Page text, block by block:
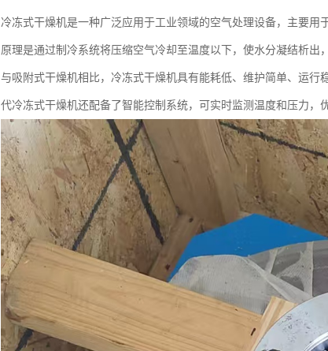
冷冻式干燥机是一种广泛应用于工业领域的空气处理设备，主要
原理是通过制冷系统将压缩空气冷却至温度以下，使水分凝结析出
与吸附式干燥机相比，冷冻式干燥机具有能耗低、维护简单、运
代冷冻式干燥机还配备了智能控制系统，可实时监测温度和压力，